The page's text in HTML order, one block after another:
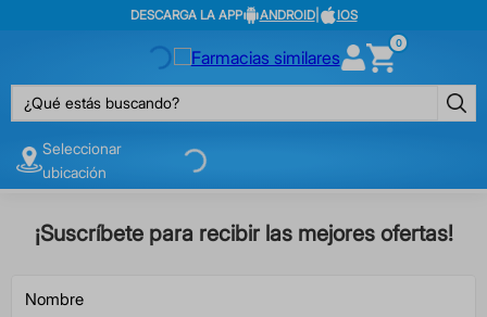
DESCARGA LA APP ANDROID| IOS
0
¿Qué estás buscando?
Seleccionar
ubicación
¡Suscríbete para recibir las mejores ofertas!